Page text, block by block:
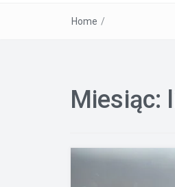
Home /
Miesiąc: